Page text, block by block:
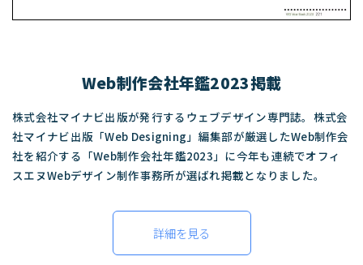
Web制作会社年鑑2023掲載
株式会社マイナビ出版が発行するウェブデザイン専門誌。株式会
社マイナビ出版「Web Designing」編集部が厳選したWeb制作会
社を紹介する「Web制作会社年鑑2023」に今年も連続でオフィ
スエヌWebデザイン制作事務所が選ばれ掲載となりました。
詳細を見る